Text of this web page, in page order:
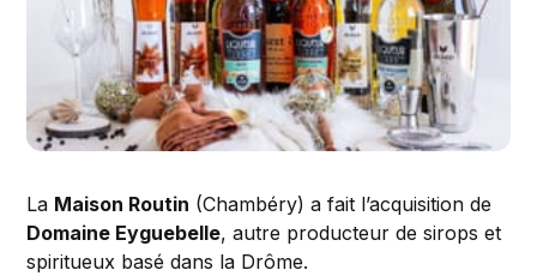
La Maison Routin (Chambéry) a fait l’acquisition de
Domaine Eyguebelle, autre producteur de sirops et
spiritueux basé dans la Drôme.